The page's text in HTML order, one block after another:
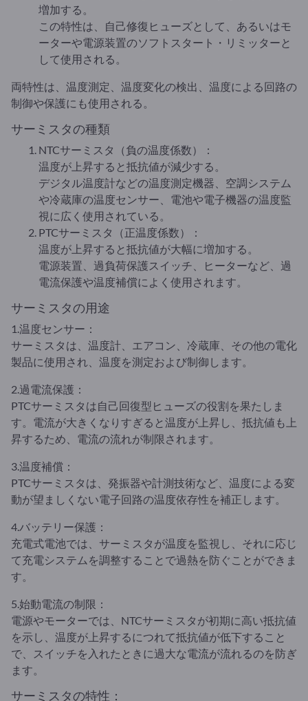
増加する。
この特性は、自己修復ヒューズとして、あるいはモ
ーターや電源装置のソフトスタート・リミッターと
して使用される。
両特性は、温度測定、温度変化の検出、温度による回路の
制御や保護にも使用される。
サーミスタの種類
NTCサーミスタ（負の温度係数）：
温度が上昇すると抵抗値が減少する。
デジタル温度計などの温度測定機器、空調システム
や冷蔵庫の温度センサー、電池や電子機器の温度監
視に広く使用されている。
PTCサーミスタ（正温度係数）：
温度が上昇すると抵抗値が大幅に増加する。
電源装置、過負荷保護スイッチ、ヒーターなど、過
電流保護や温度補償によく使用されます。
サーミスタの用途
1.温度センサー：
サーミスタは、温度計、エアコン、冷蔵庫、その他の電化
製品に使用され、温度を測定および制御します。
2.過電流保護：
PTCサーミスタは自己回復型ヒューズの役割を果たしま
す。電流が大きくなりすぎると温度が上昇し、抵抗値も上
昇するため、電流の流れが制限されます。
3.温度補償：
PTCサーミスタは、発振器や計測技術など、温度による変
動が望ましくない電子回路の温度依存性を補正します。
4.バッテリー保護：
充電式電池では、サーミスタが温度を監視し、それに応じ
て充電システムを調整することで過熱を防ぐことができま
す。
5.始動電流の制限：
電源やモーターでは、NTCサーミスタが初期に高い抵抗値
を示し、温度が上昇するにつれて抵抗値が低下すること
で、スイッチを入れたときに過大な電流が流れるのを防ぎ
ます。
サーミスタの特性：